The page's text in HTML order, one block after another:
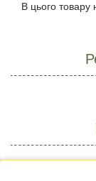
В цього товару